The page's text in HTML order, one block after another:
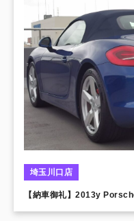
埼玉川口店
【納車御礼】2013y